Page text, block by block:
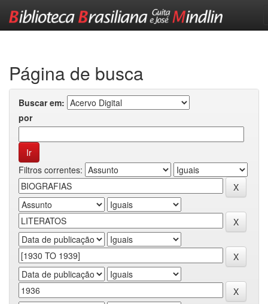
Página de busca
Buscar em:
por
Filtros correntes: